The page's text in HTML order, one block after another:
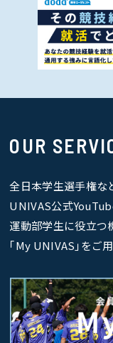
OUR
全日本学生選手権な
UNIVAS公式
運動部学生に役立つ
｢My UNIVAS｣をご